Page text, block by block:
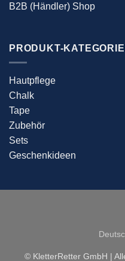
B2B (Händler) Shop
PRODUKT-
Hautpflege
Chalk
Tape
Zubehör
Sets
Geschenkideen
© KletterRetter GmbH |